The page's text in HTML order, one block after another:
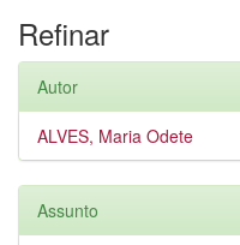
Refinar
Autor
ALVES, Maria Odete
Assunto